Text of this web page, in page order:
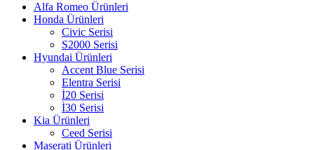
Alfa Romeo Ürünleri
Honda Ürünleri
Civic Serisi
S2000 Serisi
Hyundai Ürünleri
Accent Blue Serisi
Elentra Serisi
İ20 Serisi
İ30 Serisi
Kia Ürünleri
Ceed Serisi
Maserati Ürünleri